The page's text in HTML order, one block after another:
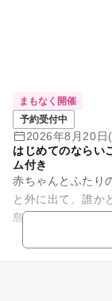
まもなく開催
予約受付中
2026年8月20日
はじめてのならい
ム付き
赤ちゃんとふたり
と外に出て、誰かと
島のnoma（イベ